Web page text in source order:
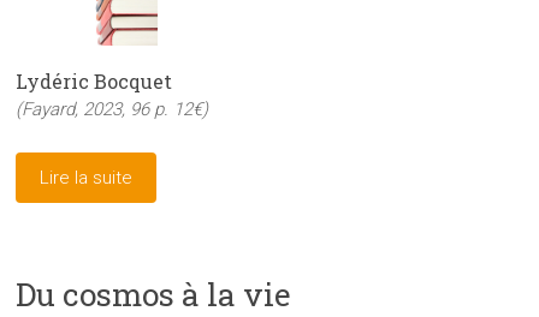
Lydéric Bocquet
(Fayard, 2023, 96 p. 12€)
Lire la suite
Du cosmos à la vie